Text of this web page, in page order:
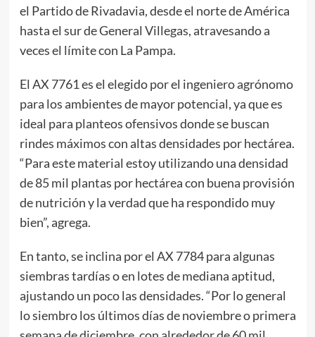
el Partido de Rivadavia, desde el norte de América
hasta el sur de General Villegas, atravesando a
veces el límite con La Pampa.
El AX 7761 es el elegido por el ingeniero agrónomo
para los ambientes de mayor potencial, ya que es
ideal para planteos ofensivos donde se buscan
rindes máximos con altas densidades por hectárea.
“Para este material estoy utilizando una densidad
de 85 mil plantas por hectárea con buena provisión
de nutrición y la verdad que ha respondido muy
bien”, agrega.
En tanto, se inclina por el AX 7784 para algunas
siembras tardías o en lotes de mediana aptitud,
ajustando un poco las densidades. “Por lo general
lo siembro los últimos días de noviembre o primera